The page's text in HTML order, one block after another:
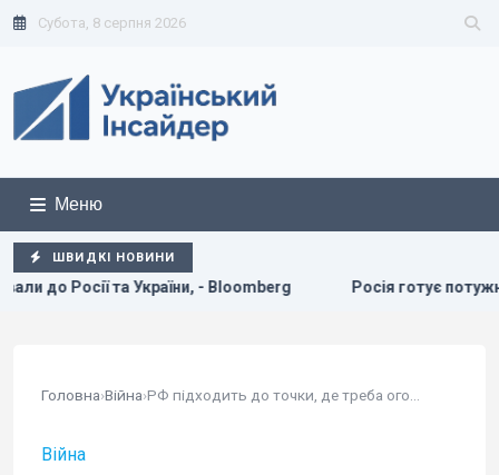
Субота, 8 серпня 2026
Меню
ШВИДКІ НОВИНИ
- Bloomberg Росія готує потужний удар по енергетиці
Головна›Війна›
Війна